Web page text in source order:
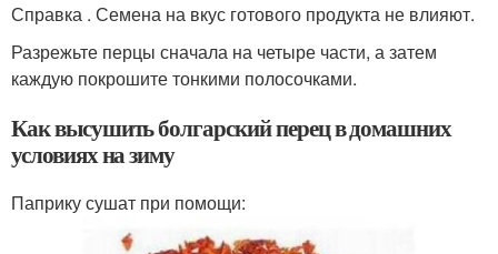
Справка . Семена на вкус готового продукта не влияют.
Разрежьте перцы сначала на четыре части, а затем
каждую покрошите тонкими полосочками.
Как высушить болгарский перец в домашних
условиях на зиму
Паприку сушат при помощи: